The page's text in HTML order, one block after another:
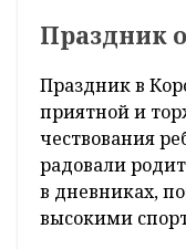
Праздник
Праздник в
приятной и
чествования
радовали
в дневниках,
высокими